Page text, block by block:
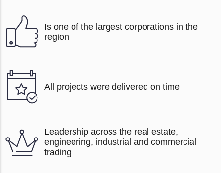
Is one of the largest corporations in the
region
All projects were delivered on time
Leadership across the real estate,
engineering, industrial and commercial
trading